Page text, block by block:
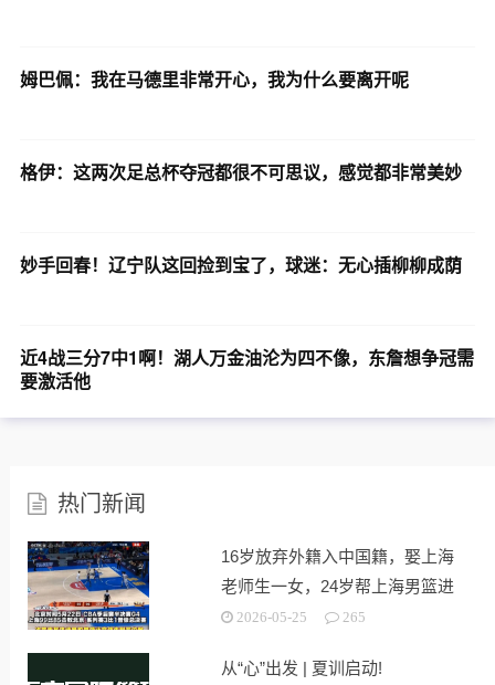
姆巴佩：我在马德里非常开心，我为什么要离开呢
格伊：这两次足总杯夺冠都很不可思议，感觉都非常美妙
妙手回春！辽宁队这回捡到宝了，球迷：无心插柳柳成荫
近4战三分7中1啊！湖人万金油沦为四不像，东詹想争冠需
要激活他
热门新闻
16岁放弃外籍入中国籍，娶上海
老师生一女，24岁帮上海男篮进
决赛
2026-05-25 265
从“心”出发 | 夏训启动!